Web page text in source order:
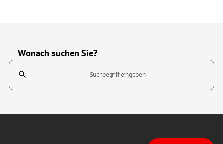
Wonach suchen Sie?
Suchfeld